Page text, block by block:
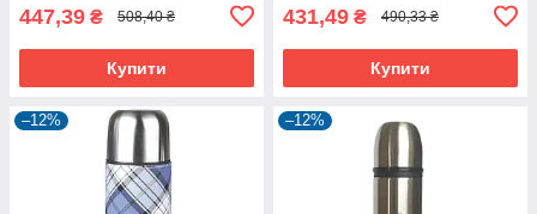
447,39 ₴ 508,40 ₴
Купити
431,49 ₴ 490,33 ₴
Купити
–12% –12%